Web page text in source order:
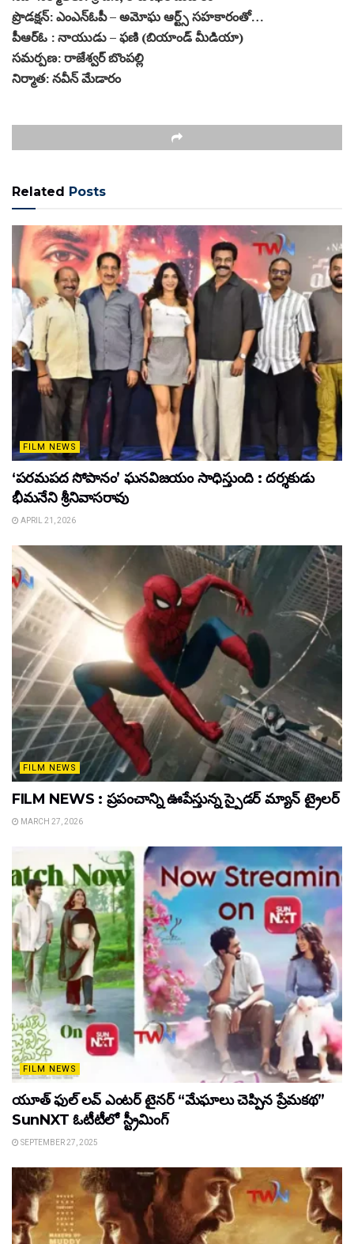
ప్రొడక్షన్‌: ఎంఎన్‌ఓపీ – అమోఘ ఆర్ట్స్ సహకారంతో…
పీఆర్‌ఓ : నాయుడు – ఫణి (బియాండ్‌ మీడియా)
సమర్పణ: రాజేశ్వర్‌ బొంపల్లి
నిర్మాత: నవీన్‌ మేడారం
Related Posts
FILM NEWS
‘పరమపద సోపానం’ ఘనవిజయం సాధిస్తుంది : దర్శకుడు
భీమనేని శ్రీనివాసరావు
APRIL 21, 2026
FILM NEWS
FILM NEWS : ప్రపంచాన్ని ఊపేస్తున్న స్పైడర్ మ్యాన్ ట్రైలర్
MARCH 27, 2026
FILM NEWS
యూత్ ఫుల్ లవ్ ఎంటర్ టైనర్ “మేఘాలు చెప్పిన ప్రేమకథ”
SunNXT ఓటీటీలో స్ట్రీమింగ్
SEPTEMBER 27, 2025